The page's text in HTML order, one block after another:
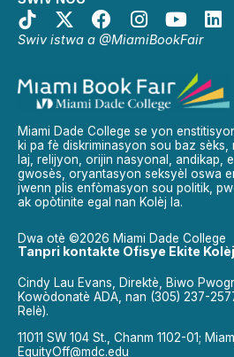
Swiv istwa a @MiamiBookFair
Miami Dade College se yon
ki pa fè diskriminasyon sou baz sèks,
laj, relijyon, orijin nasyonal, andikap,
gwosès, oryantasyon seksyèl oswa
jwenn plis enfòmasyon sou politik,
ak opòtinite egal nan Kolèj la.
Dwa otè ©2026 Miami Dade College
Tanpri kontakte Ofisye Ekite
Cindy Lau Evans, Direktè, Biwo
Kowòdonatè ADA, nan (305) 237-
Relè).
11011 SW 104 St., Chanm 1102-01;
EquityOff@mdc.edu